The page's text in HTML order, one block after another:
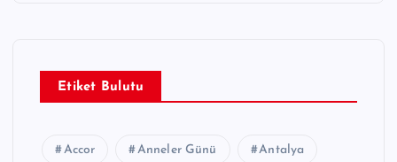
Etiket Bulutu
Accor Anneler Günü Antalya